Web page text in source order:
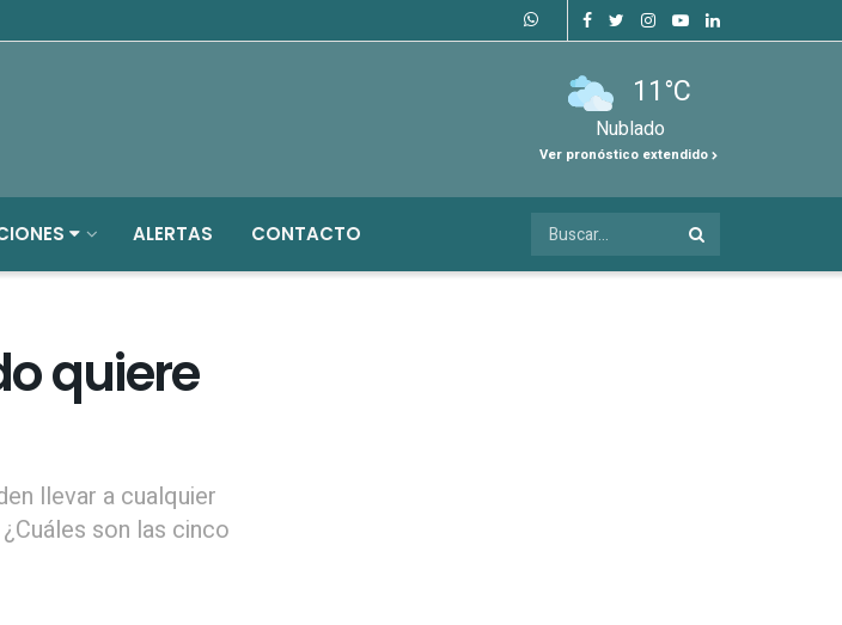
11°C
Nublado
Ver pronóstico extendido
ALERTAS CONTACTO
quiere
llevar a cualquier
son las cinco